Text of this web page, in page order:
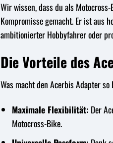
Wir wissen, dass du als
Kompromisse gemacht. Er ist aus
ambitionierter Hobbyfahrer oder
Die Vorteile des
Was macht den Acerbis Adapter
Maximale Flexibilität: Der
Motocross-Bike.